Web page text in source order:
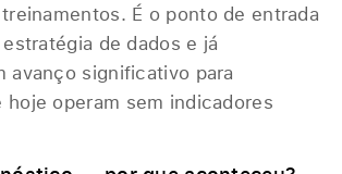
É o ponto de entrada
de dados e já
avanço significativo para
hoje operam sem indicadores